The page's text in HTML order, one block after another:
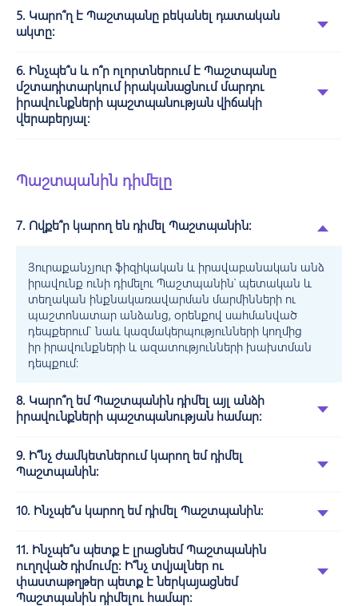
5. Կարո՞ղ է Պաշտպանը բեկանել դատական
ակտը:
6. Ինչպե՞ս և ո՞ր ոլորտներում է Պաշտպանը
մշտադիտարկում իրականացնում մարդու
իրավունքների պաշտպանության վիճակի
վերաբերյալ:
Պաշտպանին դիմելը
7. Ովքե՞ր կարող են դիմել Պաշտպանին:
Յուրաքանչյուր ֆիզիկական և իրավաբանական անձ
իրավունք ունի դիմելու Պաշտպանին՝ պետական և
տեղական ինքնակառավարման մարմինների ու
պաշտոնատար անձանց, օրենքով սահմանված
դեպքերում` նաև կազմակերպությունների կողմից
իր իրավունքների և ազատությունների խախտման
դեպքում:
8. Կարո՞ղ եմ Պաշտպանին դիմել այլ անձի
իրավունքների պաշտպանության համար:
9. Ի՞նչ ժամկետներում կարող եմ դիմել
Պաշտպանին:
10. Ինչպե՞ս կարող եմ դիմել Պաշտպանին:
11. Ինչպե՞ս պետք է լրացնեմ Պաշտպանին
ուղղված դիմումը: Ի՞նչ տվյալներ ու
փաստաթղթեր պետք է ներկայացնեմ
Պաշտպանին դիմելու համար: